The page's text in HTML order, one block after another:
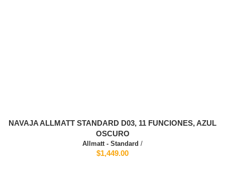
NAVAJA ALLMATT STANDARD D03, 11 FUNCIONES, AZUL
OSCURO
Allmatt - Standard /
$1,449.00